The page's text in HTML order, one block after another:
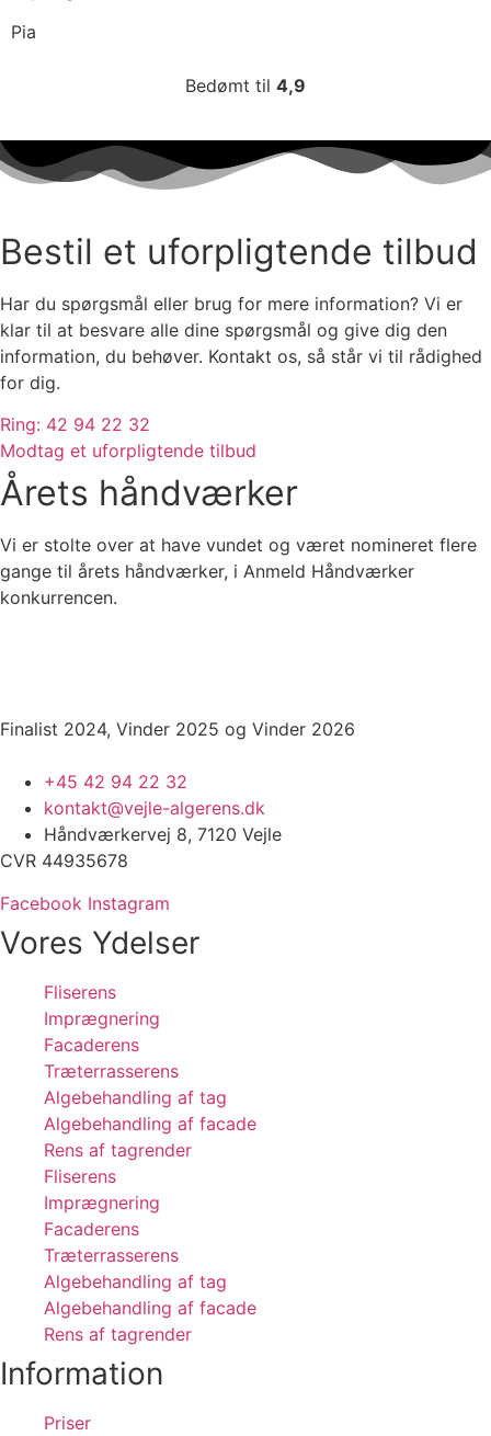
Pia
Bedømt til 4,9
Bestil et uforpligtende tilbud
Har du spørgsmål eller brug for mere information? Vi er
klar til at besvare alle dine spørgsmål og give dig den
information, du behøver. Kontakt os, så står vi til rådighed
for dig.
Ring: 42 94 22 32
Modtag et uforpligtende tilbud
Årets håndværker
Vi er stolte over at have vundet og været nomineret flere
gange til årets håndværker, i Anmeld Håndværker
konkurrencen.
Finalist 2024, Vinder 2025 og Vinder 2026
+45 42 94 22 32
kontakt@vejle-algerens.dk
Håndværkervej 8, 7120 Vejle
CVR 44935678
Facebook Instagram
Vores Ydelser
Fliserens
Imprægnering
Facaderens
Træterrasserens
Algebehandling af tag
Algebehandling af facade
Rens af tagrender
Fliserens
Imprægnering
Facaderens
Træterrasserens
Algebehandling af tag
Algebehandling af facade
Rens af tagrender
Information
Priser